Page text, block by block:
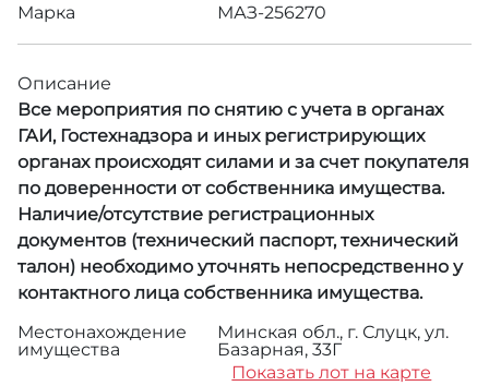
Марка МАЗ-256270
Описание
Все мероприятия по снятию с учета в органах
ГАИ, Гостехнадзора и иных регистрирующих
органах происходят силами и за счет покупателя
по доверенности от собственника имущества.
Наличие/отсутствие регистрационных
документов (технический паспорт, технический
талон) необходимо уточнять непосредственно у
контактного лица собственника имущества.
Местонахождение
имущества
Минская обл., г. Слуцк, ул.
Базарная, 33Г
Показать лот на карте